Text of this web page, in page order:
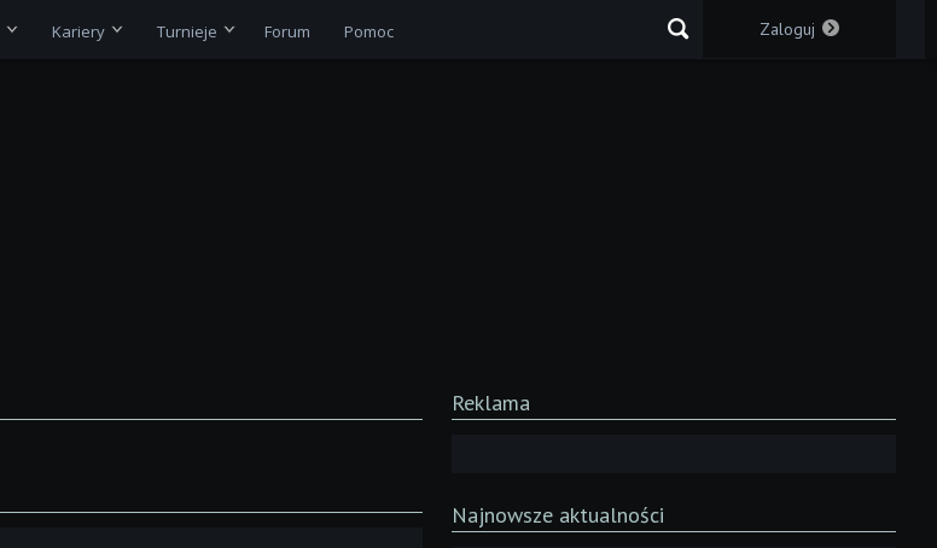
Kariery Turnieje Forum Pomoc Zaloguj
Reklama
Najnowsze aktualności